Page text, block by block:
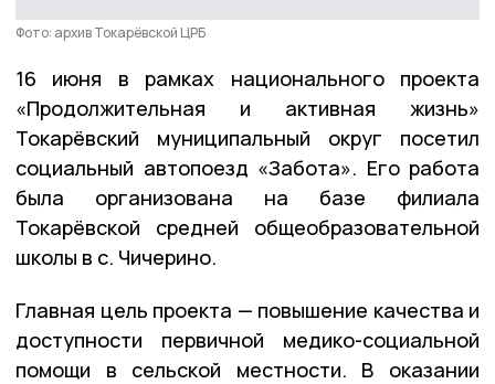
Фото: архив Токарёвской ЦРБ
16 июня в рамках национального проекта
«Продолжительная и активная жизнь»
Токарёвский муниципальный округ посетил
социальный автопоезд «Забота». Его работа
была организована на базе филиала
Токарёвской средней общеобразовательной
школы в с. Чичерино.
Главная цель проекта — повышение качества и
доступности первичной медико-социальной
помощи в сельской местности. В оказании